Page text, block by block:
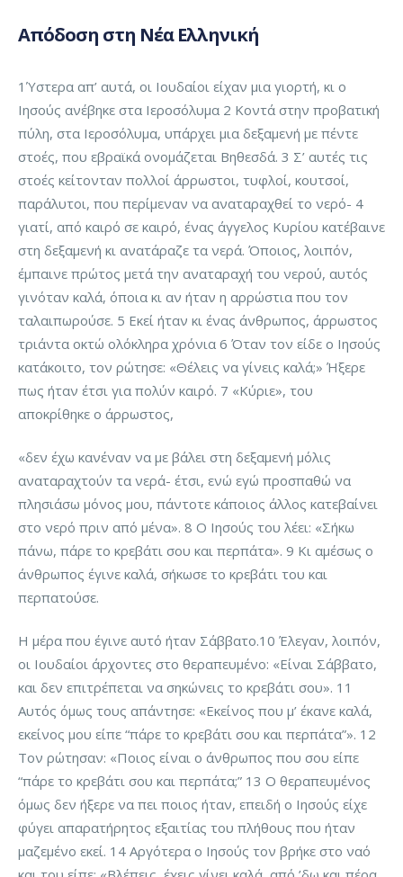
Απόδοση στη Νέα Ελληνική
1Ύστερα απ’ αυτά, οι Ιουδαίοι είχαν μια γιορτή, κι ο
Ιησούς ανέβηκε στα Ιεροσόλυμα 2 Κοντά στην προβατική
πύλη, στα Ιεροσόλυμα, υπάρχει μια δεξαμενή με πέντε
στοές, που εβραϊκά ονομάζεται Βηθεσδά. 3 Σ’ αυτές τις
στοές κείτονταν πολλοί άρρωστοι, τυφλοί, κουτσοί,
παράλυτοι, που περίμεναν να αναταραχθεί το νερό- 4
γιατί, από καιρό σε καιρό, ένας άγγελος Κυρίου κατέβαινε
στη δεξαμενή κι ανατάραζε τα νερά. Όποιος, λοιπόν,
έμπαινε πρώτος μετά την αναταραχή του νερού, αυτός
γινόταν καλά, όποια κι αν ήταν η αρρώστια που τον
ταλαιπωρούσε. 5 Εκεί ήταν κι ένας άνθρωπος, άρρωστος
τριάντα οκτώ ολόκληρα χρόνια 6 Όταν τον είδε ο Ιησούς
κατάκοιτο, τον ρώτησε: «Θέλεις να γίνεις καλά;» Ήξερε
πως ήταν έτσι για πολύν καιρό. 7 «Κύριε», του
αποκρίθηκε ο άρρωστος,
«δεν έχω κανέναν να με βάλει στη δεξαμενή μόλις
αναταραχτούν τα νερά- έτσι, ενώ εγώ προσπαθώ να
πλησιάσω μόνος μου, πάντοτε κάποιος άλλος κατεβαίνει
στο νερό πριν από μένα». 8 Ο Ιησούς του λέει: «Σήκω
πάνω, πάρε το κρεβάτι σου και περπάτα». 9 Κι αμέσως ο
άνθρωπος έγινε καλά, σήκωσε το κρεβάτι του και
περπατούσε.
Η μέρα που έγινε αυτό ήταν Σάββατο.10 Έλεγαν, λοιπόν,
οι Ιουδαίοι άρχοντες στο θεραπευμένο: «Είναι Σάββατο,
και δεν επιτρέπεται να σηκώνεις το κρεβάτι σου». 11
Αυτός όμως τους απάντησε: «Εκείνος που μ’ έκανε καλά,
εκείνος μου είπε “πάρε το κρεβάτι σου και περπάτα”». 12
Τον ρώτησαν: «Ποιος είναι ο άνθρωπος που σου είπε
“πάρε το κρεβάτι σου και περπάτα;” 13 Ο θεραπευμένος
όμως δεν ήξερε να πει ποιος ήταν, επειδή ο Ιησούς είχε
φύγει απαρατήρητος εξαιτίας του πλήθους που ήταν
μαζεμένο εκεί. 14 Αργότερα ο Ιησούς τον βρήκε στο ναό